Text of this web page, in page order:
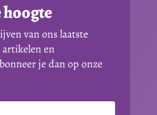
van ons laatste
en
je dan op onze